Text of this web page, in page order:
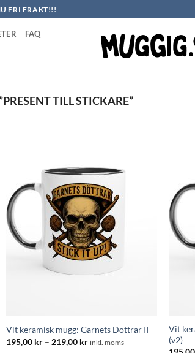
FRI FRAKT!!!
FAQ
TILL STICKARE”
Vit keramisk mugg: Garnets Döttrar II
195,00 kr – 219,00 krPrisintervall:
inkl. moms
Vit
(v2)